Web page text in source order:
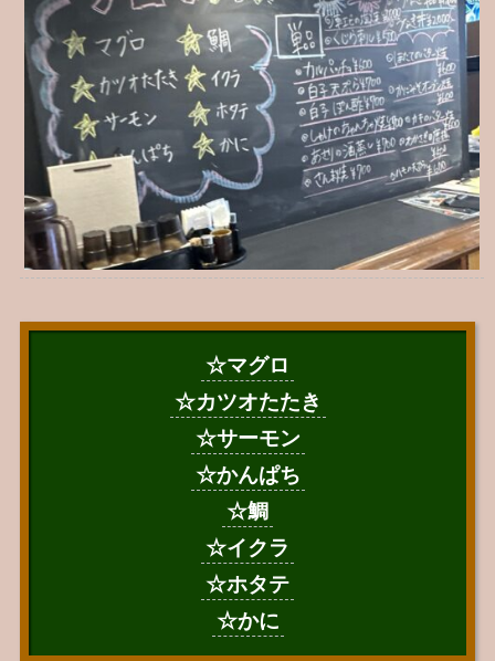
☆マグロ
☆カツオたたき
☆サーモン
☆かんぱち
☆鯛
☆イクラ
☆ホタテ
☆かに